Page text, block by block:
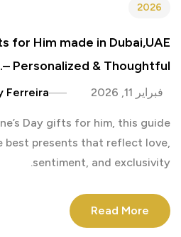
2026
for Him made in Dubai,UAE
– Personalized & Thoughtful.
فبراير 11, 2026 Ferreira
Day gifts for him, this guide
best presents that reflect love,
sentiment, and exclusivity.
Read More